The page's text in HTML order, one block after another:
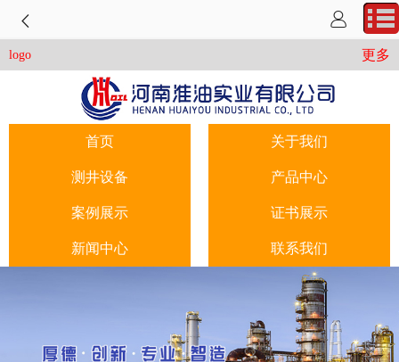
logo 更多
首页 关于我们
测井设备 产品中心
案例展示 证书展示
新闻中心 联系我们